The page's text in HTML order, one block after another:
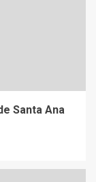
Santa Ana